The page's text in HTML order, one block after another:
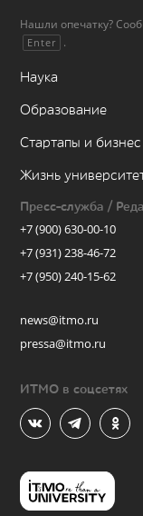
Нашли опечатку?
Enter .
Наука
Образование
Стартапы и бизнес
Жизнь
Пресс-служба /
+7 (900) 630-00-10
+7 (931) 238-46-72
+7 (950) 240-15-62
news@itmo.ru
pressa@itmo.ru
ИТМО в соцсетях